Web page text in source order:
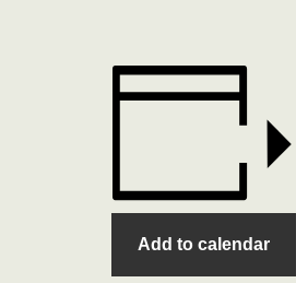
Add to calendar